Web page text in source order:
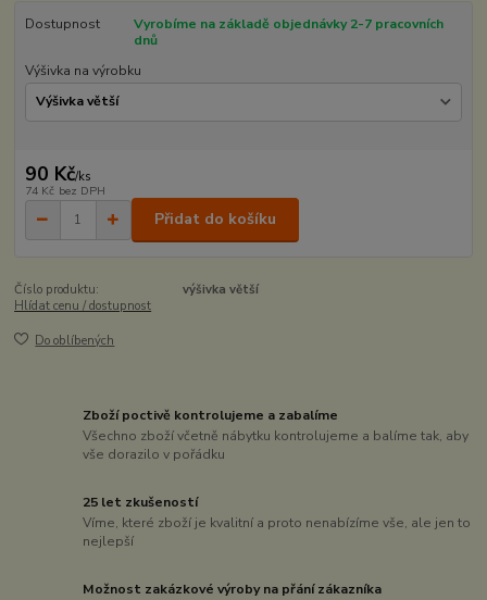
Dostupnost
Vyrobíme na základě objednávky 2-7 pracovních
dnů
Výšivka na výrobku
90 Kč/ks
74 Kč bez DPH
Přidat do košíku
Číslo produktu:
výšivka větší
Hlídat cenu / dostupnost
Do oblíbených
Zboží poctivě kontrolujeme a zabalíme
Všechno zboží včetně nábytku kontrolujeme a balíme tak, aby
vše dorazilo v pořádku
25 let zkušeností
Víme, které zboží je kvalitní a proto nenabízíme vše, ale jen to
nejlepší
Možnost zakázkové výroby na přání zákazníka